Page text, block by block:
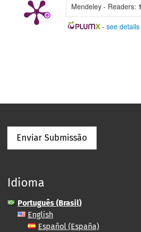
Mendeley - Readers: 1
- see details
Enviar Submissão
Idioma
Português (Brasil)
English
Español (España)